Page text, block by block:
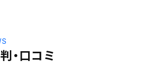
・口コミ